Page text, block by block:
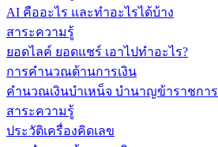
AI คืออะไร และทำอะไรได้บ้าง
สาระความรู้
ยอดไลค์ ยอดแชร์ เอาไปทำอะไร?
การคำนวณด้านการเงิน
คำนวณเงินบำเหน็จ บำนาญข้าราชการ
สาระความรู้
ประวัติเครื่องคิดเลข